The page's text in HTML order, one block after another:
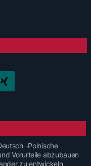
-Polnische
Vorurteile abzubauen
zu entwickeln